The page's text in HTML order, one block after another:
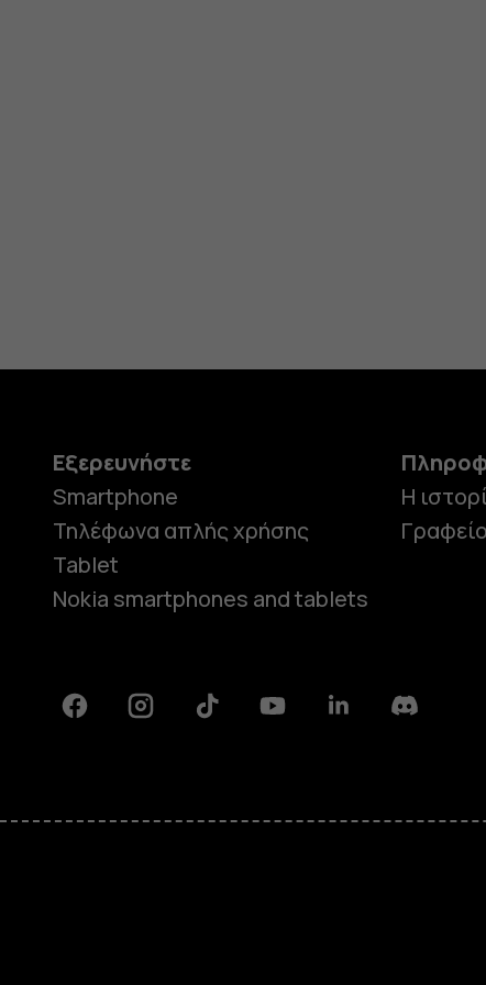
Εξερευνήστε
Smartphone
Τηλέφωνα απλής χρήσης
Tablet
Nokia smartphones and tablets
Η
FacebookInstagramTiktok YoutubeLinkedinDiscord